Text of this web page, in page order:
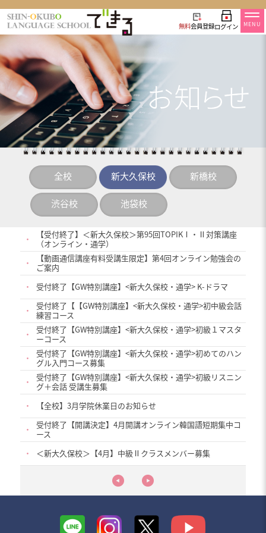
無料会員登録ログイン MENU
全校 新大久保校 新橋校
渋谷校 池袋校
・
【受付終了】＜新大久保校＞第95回TOPIKⅠ・Ⅱ対策講座
（オンライン・通学）
・
【動画通信講座有料受講生限定】第4回オンライン勉強会の
ご案内
・
受付終了【GW特別講座】<新大久保校・通学> K-ドラマ
・
受付終了【【GW特別講座】<新大久保校・通学>初中級会話
練習コース
・
受付終了【GW特別講座】<新大久保校・通学>初級１マスタ
ーコース
・
受付終了【GW特別講座】<新大久保校・通学>初めてのハン
グル入門コース募集
・
受付終了【GW特別講座】<新大久保校・通学>初級リスニン
グ＋会話 受講生募集
・
【全校】3月学院休業日のお知らせ
・
受付終了【開講決定】4月開講オンライン韓国語短期集中コ
ース
・
＜新大久保校＞【4月】中級Ⅱクラスメンバー募集